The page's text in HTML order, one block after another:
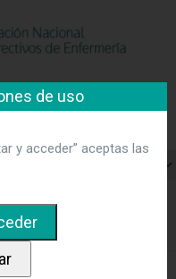
de
2023-11-12 a las
de uso
y acceder” aceptas las